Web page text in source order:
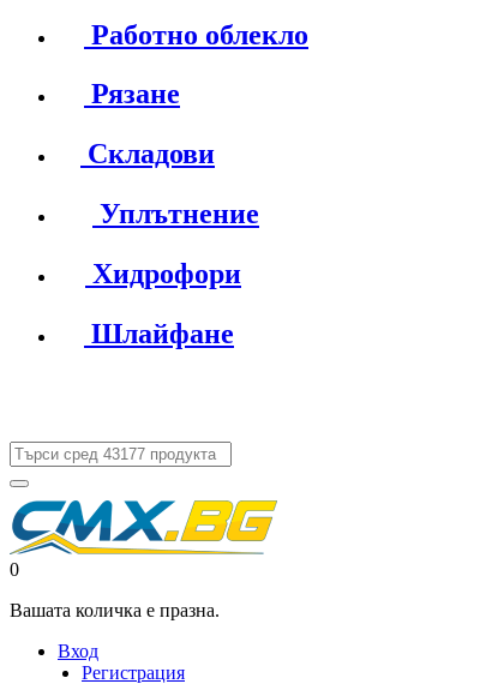
Работно облекло
Рязане
Складови
Уплътнение
Хидрофори
Шлайфане
0
Вашата количка е празна.
Вход
Регистрация